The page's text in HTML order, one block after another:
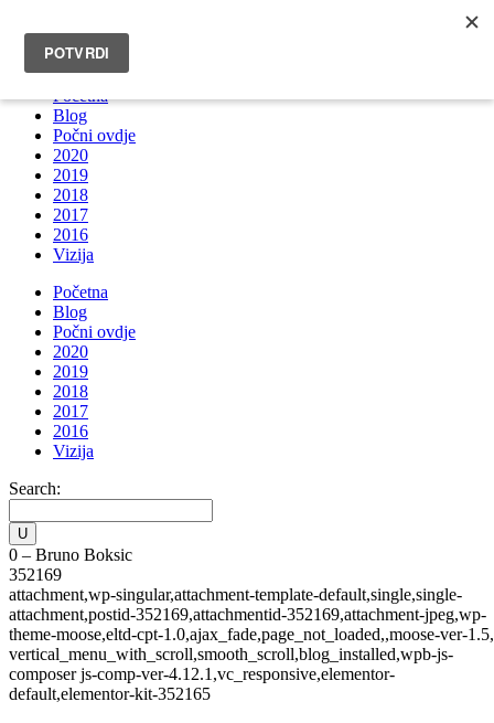
INFO@BRUNOBOKSIC.COM
Početna
Blog
Počni ovdje
2020
2019
2018
2017
2016
Vizija
Početna
Blog
Počni ovdje
2020
2019
2018
2017
2016
Vizija
Search:
0 – Bruno Boksic
352169
attachment,wp-singular,attachment-template-default,single,single-
attachment,postid-352169,attachmentid-352169,attachment-jpeg,wp-
theme-moose,eltd-cpt-1.0,ajax_fade,page_not_loaded,,moose-ver-1.5,
vertical_menu_with_scroll,smooth_scroll,blog_installed,wpb-js-
composer js-comp-ver-4.12.1,vc_responsive,elementor-
default,elementor-kit-352165